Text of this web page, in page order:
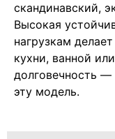
скандинавский,
Высокая
нагрузкам
кухни, ванной
долговечность
эту модель.